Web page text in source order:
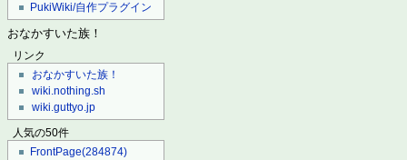
PukiWiki/自作プラグイン
おなかすいた族！
リンク
おなかすいた族！
wiki.nothing.sh
wiki.guttyo.jp
人気の50件
FrontPage(284874)